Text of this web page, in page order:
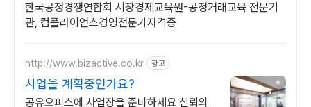
한국공정경쟁연합회 시장경제교육원-공정거래교육 전문기
관, 컴플라이언스경영전문가자격증
http://www.bizactive.co.kr 광고
사업을 계획중인가요?
공유오피스에 사업장을 준비하세요 신뢰의